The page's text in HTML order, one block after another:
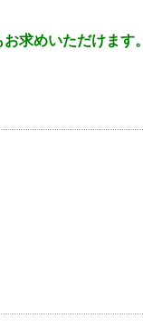
求めいただけます。